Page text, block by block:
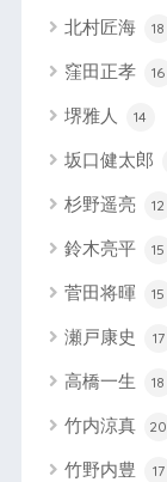
北村匠海 18
窪田正孝 16
堺雅人 14
坂口健太郎
杉野遥亮 12
鈴木亮平 15
菅田将暉 15
瀬戸康史 17
高橋一生 18
竹内涼真 20
竹野内豊 17